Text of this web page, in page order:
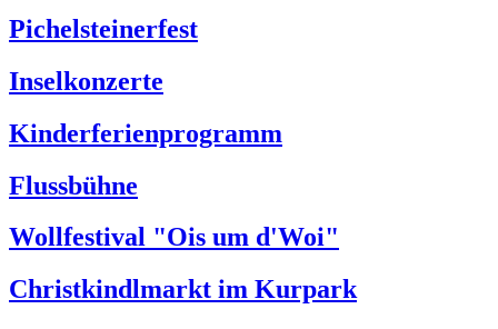
Pichelsteinerfest
Inselkonzerte
Kinderferienprogramm
Flussbühne
Wollfestival "Ois um d'Woi"
Christkindlmarkt im Kurpark